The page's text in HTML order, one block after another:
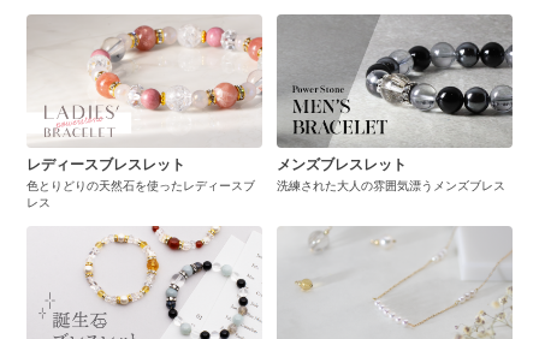
レディースブレスレット
色とりどりの天然石を使ったレディースブ
レス
メンズブレスレット
洗練された大人の雰囲気漂うメンズブレス